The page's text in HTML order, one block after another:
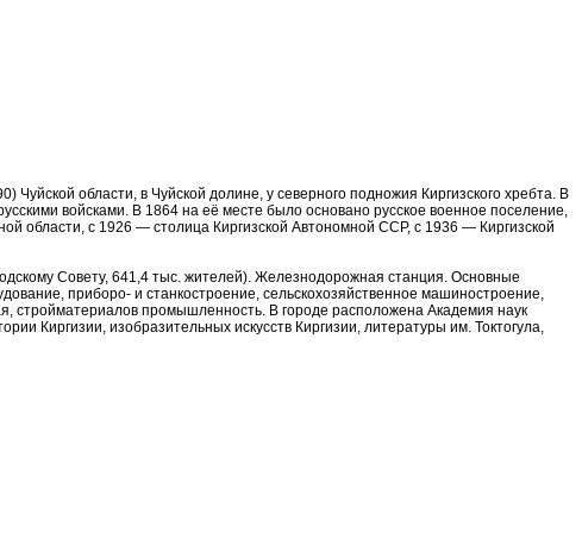
области, в Чуйской долине, у северного подножия Киргизского хребта. В
войсками. В 1864 на её месте было основано русское военное поселение,
области, с 1926 — столица Киргизской Автономной ССР, с 1936 — Киргизской
Совету, 641,4 тыс. жителей). Железнодорожная станция. Основные
приборо- и станкостроение, сельскохозяйственное машиностроение,
стройматериалов промышленность. В городе расположена Академия наук
Киргизии, изобразительных искусств Киргизии, литературы им. Токтогула,